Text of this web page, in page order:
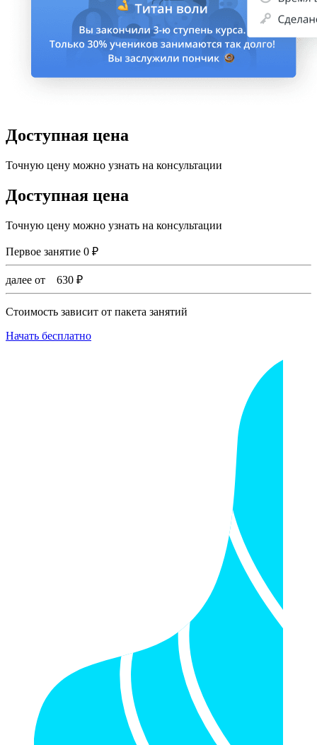
Доступная цена
Точную цену можно узнать на консультации
Доступная цена
Точную цену можно узнать на консультации
Первое занятие 0 ₽
далее от 630 ₽
Стоимость зависит от пакета занятий
Начать бесплатно